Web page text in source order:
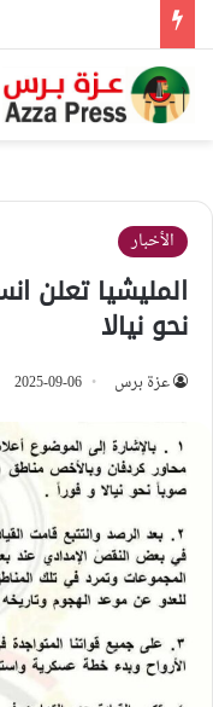
الأخبار
المليشيا تعلن
نحو نيالا
عزة برس 2025-09-06